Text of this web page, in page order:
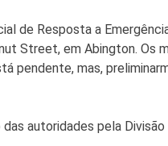
de Resposta a
Street, em Abington. Os
mas,
autoridades pela